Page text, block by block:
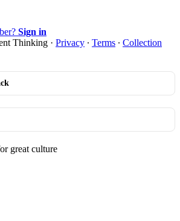
Sign in
Thinking · Privacy ∙ Terms ∙ Collection
great culture